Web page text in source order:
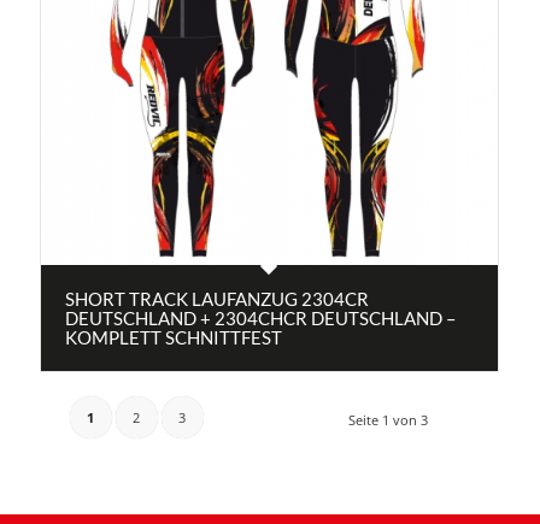
SHORT TRACK LAUFANZUG 2304CR
DEUTSCHLAND + 2304CHCR DEUTSCHLAND –
KOMPLETT SCHNITTFEST
Seite 1 von 3
1 2 3